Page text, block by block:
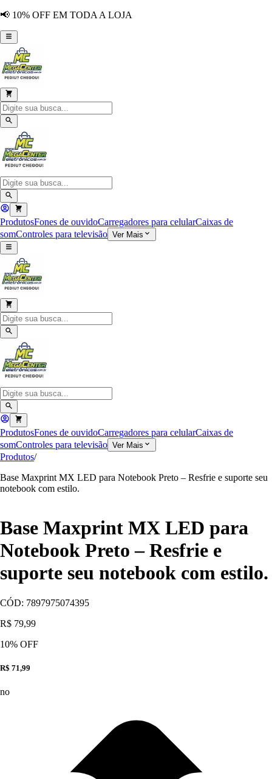
📢 10% OFF EM TODA A LOJA
ProdutosFones de ouvidoCarregadores para celularCaixas de
somControles para televisão Ver Mais
ProdutosFones de ouvidoCarregadores para celularCaixas de
somControles para televisão Ver Mais
Produtos/
Base Maxprint MX LED para Notebook Preto – Resfrie e suporte seu
notebook com estilo.
Base Maxprint MX LED para
Notebook Preto – Resfrie e
suporte seu notebook com estilo.
CÓD: 7897975074395
R$ 79,99
10% OFF
R$ 71,99
no